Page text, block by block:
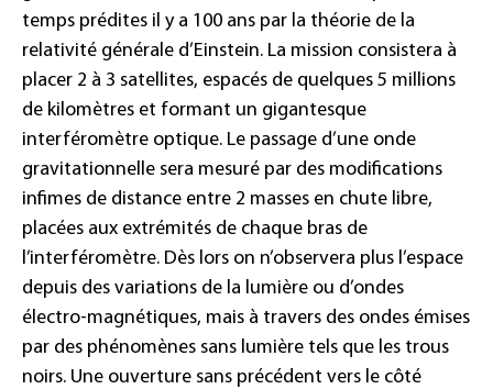
temps prédites il y a 100 ans par la théorie de la
relativité générale d’Einstein. La mission consistera à
placer 2 à 3 satellites, espacés de quelques 5 millions
de kilomètres et formant un gigantesque
interféromètre optique. Le passage d’une onde
gravitationnelle sera mesuré par des modifications
infimes de distance entre 2 masses en chute libre,
placées aux extrémités de chaque bras de
l’interféromètre. Dès lors on n’observera plus l’espace
depuis des variations de la lumière ou d’ondes
électro-magnétiques, mais à travers des ondes émises
par des phénomènes sans lumière tels que les trous
noirs. Une ouverture sans précédent vers le côté